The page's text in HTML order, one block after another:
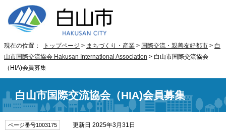
現在の位置： トップページ > まちづくり・産業 > 国際交流・親善友好都市 > 白
山市国際交流協会 Hakusan International Association > 白山市国際交流協会
（HIA)会員募集
白山市国際交流協会（HIA)会員募集
ページ番号1003175 更新日 2025年3月31日